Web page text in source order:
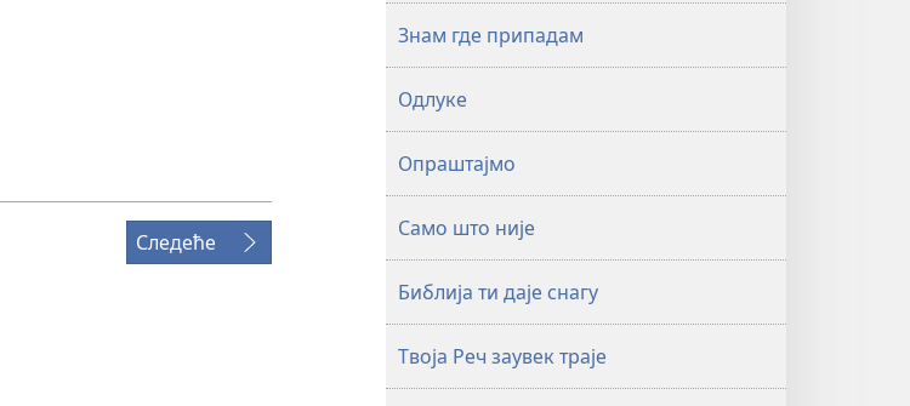
Следеће
Знам где припадам
Одлуке
Опраштајмо
Само што није
Библија ти даје снагу
Твоја Реч заувек траје